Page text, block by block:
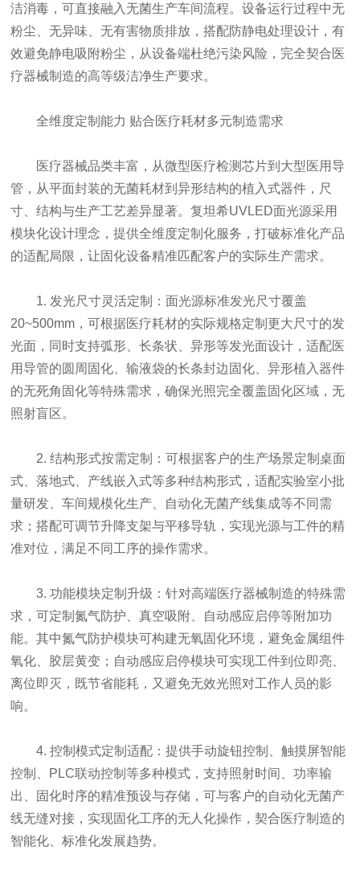
洁消毒，可直接融入无菌生产车间流程。设备运行过程中无
粉尘、无异味、无有害物质排放，搭配防静电处理设计，有
效避免静电吸附粉尘，从设备端杜绝污染风险，完全契合医
疗器械制造的高等级洁净生产要求。
全维度定制能力 贴合医疗耗材多元制造需求
医疗器械品类丰富，从微型医疗检测芯片到大型医用导
管，从平面封装的无菌耗材到异形结构的植入式器件，尺
寸、结构与生产工艺差异显著。复坦希UVLED面光源采用
模块化设计理念，提供全维度定制化服务，打破标准化产品
的适配局限，让固化设备精准匹配客户的实际生产需求。
1. 发光尺寸灵活定制：面光源标准发光尺寸覆盖
20~500mm，可根据医疗耗材的实际规格定制更大尺寸的发
光面，同时支持弧形、长条状、异形等发光面设计，适配医
用导管的圆周固化、输液袋的长条封边固化、异形植入器件
的无死角固化等特殊需求，确保光照完全覆盖固化区域，无
照射盲区。
2. 结构形式按需定制：可根据客户的生产场景定制桌面
式、落地式、产线嵌入式等多种结构形式，适配实验室小批
量研发、车间规模化生产、自动化无菌产线集成等不同需
求；搭配可调节升降支架与平移导轨，实现光源与工件的精
准对位，满足不同工序的操作需求。
3. 功能模块定制升级：针对高端医疗器械制造的特殊需
求，可定制氮气防护、真空吸附、自动感应启停等附加功
能。其中氮气防护模块可构建无氧固化环境，避免金属组件
氧化、胶层黄变；自动感应启停模块可实现工件到位即亮、
离位即灭，既节省能耗，又避免无效光照对工作人员的影
响。
4. 控制模式定制适配：提供手动旋钮控制、触摸屏智能
控制、PLC联动控制等多种模式，支持照射时间、功率输
出、固化时序的精准预设与存储，可与客户的自动化无菌产
线无缝对接，实现固化工序的无人化操作，契合医疗制造的
智能化、标准化发展趋势。